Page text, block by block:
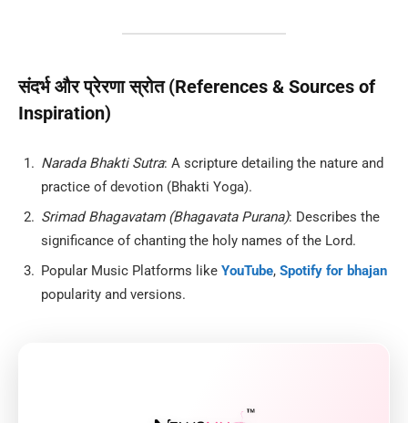
संदर्भ और प्रेरणा स्रोत (References & Sources of
Inspiration)
Narada Bhakti Sutra: A scripture detailing the nature and
practice of devotion (Bhakti Yoga).
Srimad Bhagavatam (Bhagavata Purana): Describes the
significance of chanting the holy names of the Lord.
Popular Music Platforms like YouTube, Spotify for bhajan
popularity and versions.